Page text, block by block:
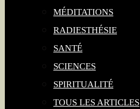
MÉDITATIONS
RADIESTHÉSIE
SANTÉ
SCIENCES
SPIRITUALITÉ
TOUS LES ARTICLES